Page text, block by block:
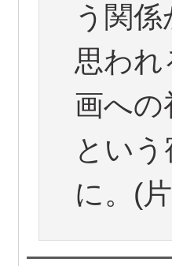
う関
思われ
画への
とい
に。(